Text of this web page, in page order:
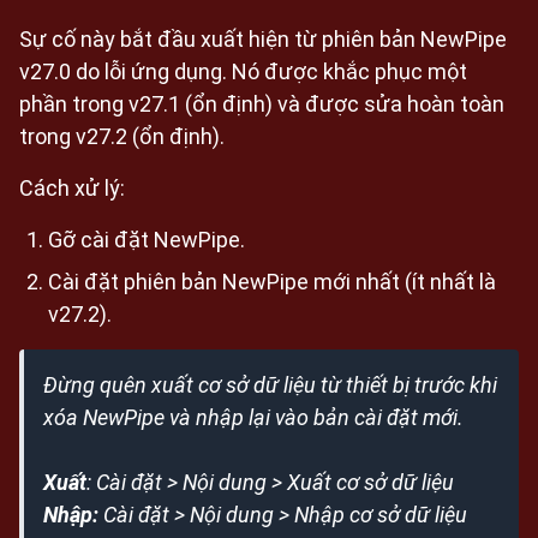
Sự cố này bắt đầu xuất hiện từ phiên bản NewPipe
v27.0 do lỗi ứng dụng. Nó được khắc phục một
phần trong v27.1 (ổn định) và được sửa hoàn toàn
trong v27.2 (ổn định).
Cách xử lý:
Gỡ cài đặt NewPipe.
Cài đặt phiên bản NewPipe mới nhất (ít nhất là
v27.2).
Đừng quên xuất cơ sở dữ liệu từ thiết bị trước khi
xóa NewPipe và nhập lại vào bản cài đặt mới.
Xuất: Cài đặt > Nội dung > Xuất cơ sở dữ liệu
Nhập: Cài đặt > Nội dung > Nhập cơ sở dữ liệu